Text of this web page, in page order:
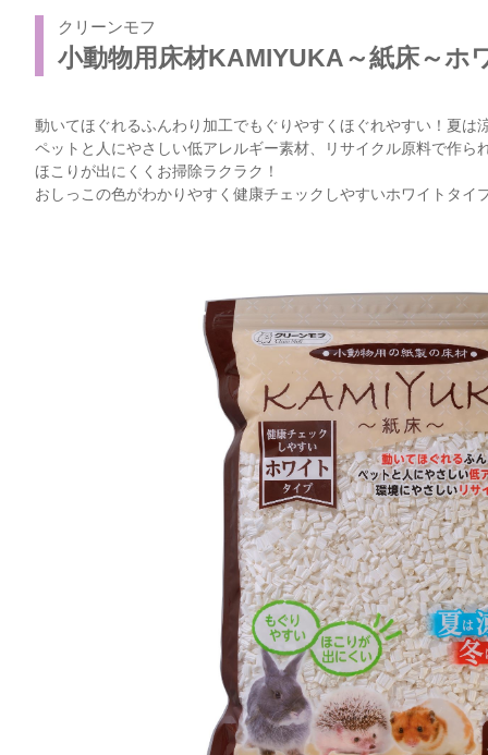
クリーンモフ
小動物用床材KAMIYUKA～紙床～ホ
動いてほぐれるふんわり加工でもぐりやすくほぐれやすい！夏は
ペットと人にやさしい低アレルギー素材、リサイクル原料で作ら
ほこりが出にくくお掃除ラクラク！
おしっこの色がわかりやすく健康チェックしやすいホワイトタイ